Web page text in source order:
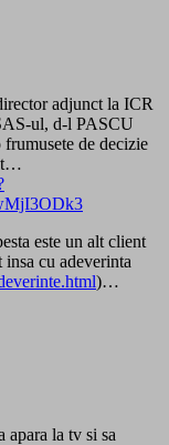
adjunct la ICR
ul, d-l PASCU
de decizie
este un alt client
cu adeverinta
)…
apara la tv si sa